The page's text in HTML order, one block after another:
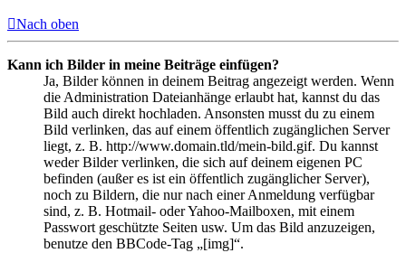
Nach oben
Kann ich Bilder in meine Beiträge einfügen?
Ja, Bilder können in deinem Beitrag angezeigt werden. Wenn
die Administration Dateianhänge erlaubt hat, kannst du das
Bild auch direkt hochladen. Ansonsten musst du zu einem
Bild verlinken, das auf einem öffentlich zugänglichen Server
liegt, z. B. http://www.domain.tld/mein-bild.gif. Du kannst
weder Bilder verlinken, die sich auf deinem eigenen PC
befinden (außer es ist ein öffentlich zugänglicher Server),
noch zu Bildern, die nur nach einer Anmeldung verfügbar
sind, z. B. Hotmail- oder Yahoo-Mailboxen, mit einem
Passwort geschützte Seiten usw. Um das Bild anzuzeigen,
benutze den BBCode-Tag „[img]“.